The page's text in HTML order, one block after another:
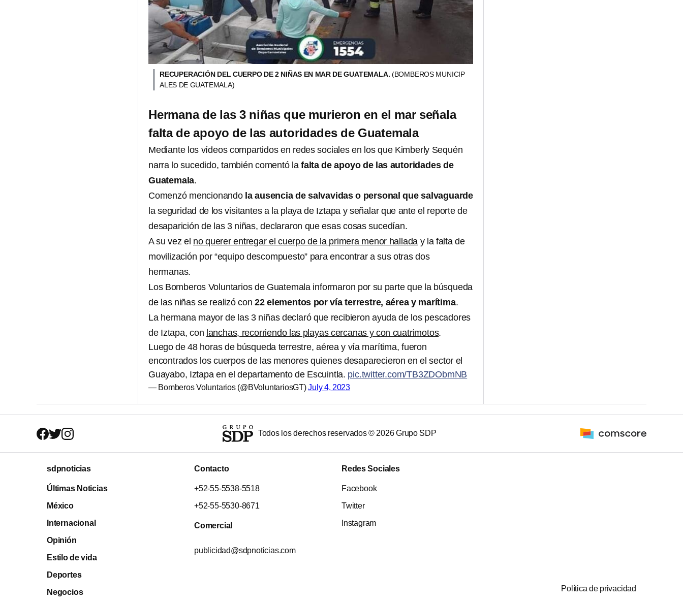
RECUPERACIÓN DEL CUERPO DE 2 NIÑAS EN MAR DE GUATEMALA. (BOMBEROS MUNICIP
ALES DE GUATEMALA)
Hermana de las 3 niñas que murieron en el mar señala
falta de apoyo de las autoridades de Guatemala
Mediante los vídeos compartidos en redes sociales en los que Kimberly Sequén
narra lo sucedido, también comentó la falta de apoyo de las autoridades de
Guatemala.
Comenzó mencionando la ausencia de salvavidas o personal que salvaguarde
la seguridad de los visitantes a la playa de Iztapa y señalar que ante el reporte de
desaparición de las 3 niñas, declararon que esas cosas sucedían.
A su vez el no querer entregar el cuerpo de la primera menor hallada y la falta de
movilización por “equipo descompuesto” para encontrar a sus otras dos
hermanas.
Los Bomberos Voluntarios de Guatemala informaron por su parte que la búsqueda
de las niñas se realizó con22 elementos por vía terrestre, aérea y marítima.
La hermana mayor de las 3 niñas declaró que recibieron ayuda de los pescadores
de Iztapa, con lanchas, recorriendo las playas cercanas y con cuatrimotos.
Luego de 48 horas de búsqueda terrestre, aérea y vía marítima, fueron
encontrados los cuerpos de las menores quienes desaparecieron en el sector el
Guayabo, Iztapa en el departamento de Escuintla. pic.twitter.com/TB3ZDObmNB
— Bomberos Voluntarios (@BVoluntariosGT)July 4, 2023
Todos los derechos reservados ©2026Grupo SDP
sdpnoticias
Últimas Noticias
México
Internacional
Opinión
Estilo de vida
Deportes
Negocios
Contacto
+52-55-5538-5518
+52-55-5530-8671
Comercial
publicidad@sdpnoticias.com
Redes Sociales
Facebook
Twitter
Instagram
Política de privacidad